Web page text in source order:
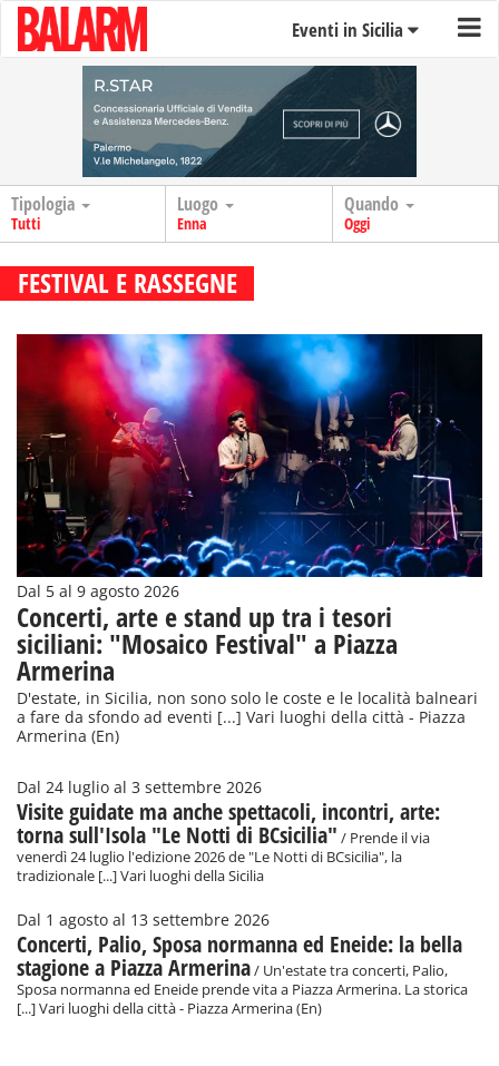
Eventi in Sicilia
Tipologia
Tutti
Luogo
Enna
Quando
Oggi
FESTIVAL E RASSEGNE
Dal 5 al 9 agosto 2026
Concerti, arte e stand up tra i tesori
siciliani: "Mosaico Festival" a Piazza
Armerina
D'estate, in Sicilia, non sono solo le coste e le località balneari
a fare da sfondo ad eventi [...] Vari luoghi della città - Piazza
Armerina (En)
Dal 24 luglio al 3 settembre 2026
Visite guidate ma anche spettacoli, incontri, arte:
torna sull'Isola "Le Notti di BCsicilia" / Prende il via
venerdì 24 luglio l'edizione 2026 de "Le Notti di BCsicilia", la
tradizionale [...] Vari luoghi della Sicilia
Dal 1 agosto al 13 settembre 2026
Concerti, Palio, Sposa normanna ed Eneide: la bella
stagione a Piazza Armerina/ Un'estate tra concerti, Palio,
Sposa normanna ed Eneide prende vita a Piazza Armerina. La storica
[...] Vari luoghi della città - Piazza Armerina (En)